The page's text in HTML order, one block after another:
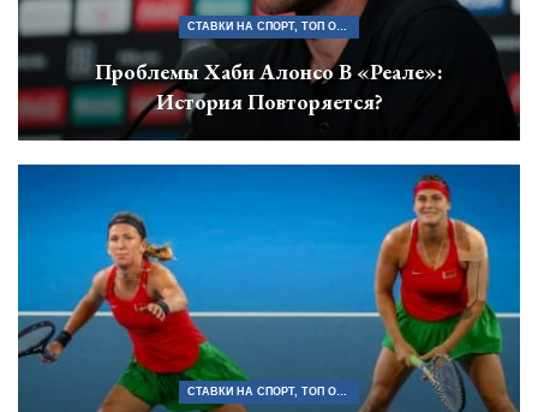
СТАВКИ НА СПОРТ, ТОП ОФИЦИАЛЬНЫХ БУКМЕКЕРСКИХ КОНТОР БЕЛАРУСИ
Проблемы Хаби Алонсо В «Реале»:
История Повторяется?
СТАВКИ НА СПОРТ, ТОП ОФИЦИАЛЬНЫХ БУКМЕКЕРСКИХ КОНТОР БЕЛАРУСИ